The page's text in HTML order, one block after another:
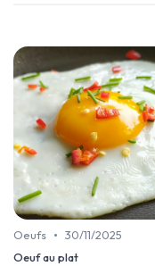
Oeufs • 30/11/2025
Oeuf au plat